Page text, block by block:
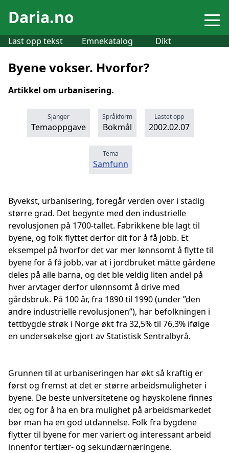
Daria.no
Last opp tekst Emnekatalog Dikt
Byene vokser. Hvorfor?
Artikkel om urbanisering.
Sjanger
Temaoppgave
Språkform
Bokmål
Lastet opp
2002.02.07
Tema
Samfunn
Byvekst, urbanisering, foregår verden over i stadig
større grad. Det begynte med den industrielle
revolusjonen på 1700-tallet. Fabrikkene ble lagt til
byene, og folk flyttet derfor dit for å få jobb. Et
eksempel på hvorfor det var mer lønnsomt å flytte til
byene for å få jobb, var at i jordbruket måtte gårdene
deles på alle barna, og det ble veldig liten andel på
hver arvtager derfor ulønnsomt å drive med
gårdsbruk. På 100 år, fra 1890 til 1990 (under ”den
andre industrielle revolusjonen”), har befolkningen i
tettbygde strøk i Norge økt fra 32,5% til 76,3% ifølge
en undersøkelse gjort av Statistisk Sentralbyrå.
Grunnen til at urbaniseringen har økt så kraftig er
først og fremst at det er større arbeidsmuligheter i
byene. De beste universitetene og høyskolene finnes
der, og for å ha en bra mulighet på arbeidsmarkedet
bør man ha en god utdannelse. Folk fra bygdene
flytter til byene for mer variert og interessant arbeid
innenfor tertiær- og sekundærnæringene.